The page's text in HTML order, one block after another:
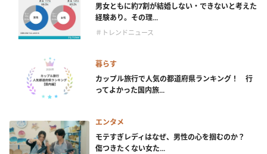
男女ともに約7割が結婚しない・できないと考えた
経験あり。その理...
＃トレンドニュース
暮らす
カップル旅行で人気の都道府県ランキング！ 行
ってよかった国内旅...
エンタメ
モテすぎレディはなぜ、男性の心を掴むのか？
傷つきたくない女た...